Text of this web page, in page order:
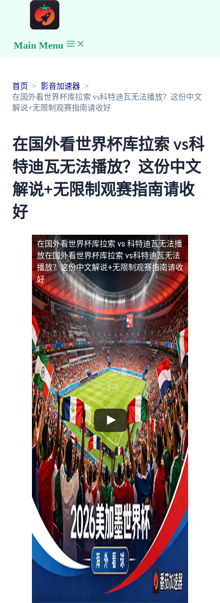
Main Menu
首页
影音加速器
在国外看世界杯库拉索 vs科特迪瓦无法播放？这份中文
解说+无限制观赛指南请收好
在国外看世界杯库拉索 vs科
特迪瓦无法播放？这份中文
解说+无限制观赛指南请收
好
在国外看世界杯库拉索 vs 科特迪瓦无法播
放在国外看世界杯库拉索 vs科特迪瓦无法
播放？这份中文解说+无限制观赛指南请收
好